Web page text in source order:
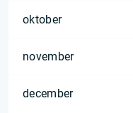
oktober
november
december